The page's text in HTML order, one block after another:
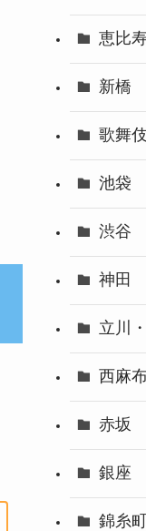
恵比
新橋
歌舞伎
池袋
渋谷
神田
立川
西麻
赤坂
銀座
錦糸